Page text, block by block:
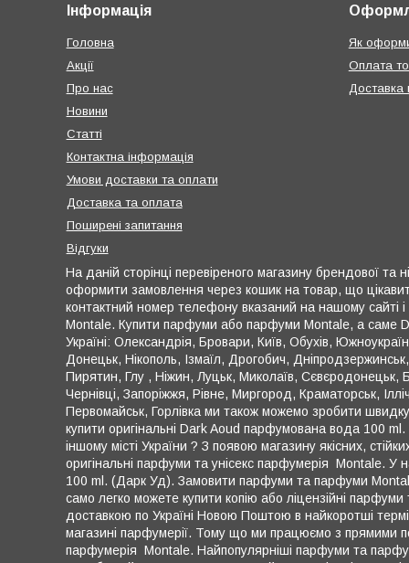
Інформація
Головна
Акції
Про нас
Новини
Статті
Контактна інформація
Умови доставки та оплати
Доставка та оплата
Поширені запитання
Відгуки
Як
Оплата
Доставка
На даній сторінці перевіреного магазину брендової та
оформити замовлення через кошик на товар, що
контактний номер телефону вказаний на нашому сайті
Montale. Купити парфуми або парфуми Montale, а саме
Україні: Олександрія, Бровари, Київ, Обухів,
Донецьк, Нікополь, Ізмаїл, Дрогобич,
Пирятин, Глу , Ніжин, Луцьк, Миколаїв, Сєвєродонецьк,
Чернівці, Запоріжжя, Рівне, Миргород, Краматорськ,
Первомайськ, Горлівка ми також можемо зробити
купити оригінальні Dark Aoud парфумована вода 100
іншому місті України ? З появою магазину якісних,
оригінальні парфуми та унісекс парфумерія Montale. У
100 ml. (Дарк Уд). Замовити парфуми та парфуми
само легко можете купити копію або ліцензійні
доставкою по Україні Новою Поштою в найкоротші
магазині парфумерії. Тому що ми працюємо з прямими
парфумерія Montale. Найпопулярніші парфуми та